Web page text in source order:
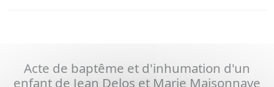
Acte de baptême et d'inhumation d'un
enfant de Jean Delos et Marie Maisonnave